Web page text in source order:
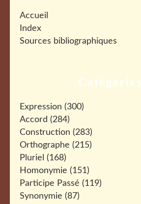
Catégories
Expression (300)
Accord (284)
Construction (283)
Orthographe (215)
Pluriel (168)
Homonymie (151)
Participe Passé (119)
Synonymie (87)
Accueil
Index
Sources bibliographiques